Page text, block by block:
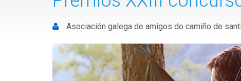
Asociación galega de amigos do camiño de